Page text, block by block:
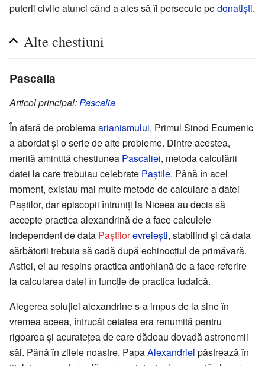
puterii civile atunci când a ales să îi persecute pedonatiști.
Alte chestiuni
Pascalia
Articol principal:Pascalia
În afară de problemaarianismului, Primul Sinod Ecumenic
a abordat și o serie de alte probleme. Dintre acestea,
merită amintită chestiunea Pascaliei, metoda calculării
datei la care trebuiau celebrate Paștile. Până în acel
moment, existau mai multe metode de calculare a datei
Paștilor, dar episcopii întruniți la Niceea au decis să
accepte practica alexandrină de a face calculele
independent de data Paștilorevreiești, stabilind și că data
sărbătorii trebuia să cadă după echinocțiul de primăvară.
Astfel, ei au respins practica antiohiană de a face referire
la calcularea datei în funcție de practica iudaică.
Alegerea soluției alexandrine s-a impus de la sine în
vremea aceea, întrucât cetatea era renumită pentru
rigoarea și acuratețea de care dădeau dovadă astronomii
săi. Până în zilele noastre, PapaAlexandriei păstrează în